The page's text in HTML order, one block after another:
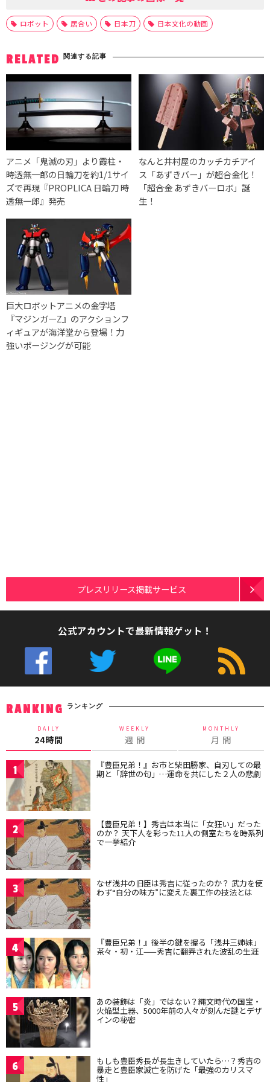
ロボット 居合い 日本刀 日本文化の動画
RELATED 関連する記事
アニメ「鬼滅の刃」より霞柱・
時透無一郎の日輪刀を約1/1サイ
ズで再現『PROPLICA 日輪刀 時
透無一郎』発売
なんと井村屋のカッチカチアイ
ス「あずきバー」が超合金化！
「超合金 あずきバーロボ」誕
生！
巨大ロボットアニメの金字塔
『マジンガーZ』のアクションフ
ィギュアが海洋堂から登場！力
強いポージングが可能
プレスリリース掲載サービス
公式アカウントで最新情報ゲット！
RANKING ランキング
DAILY
24時間
WEEKLY
週 間
MONTHLY
月 間
1 『豊臣兄弟！』お市と柴田勝家、自刃しての最
期と「辞世の句」…運命を共にした２人の悲劇
2 【豊臣兄弟！】秀吉は本当に「女狂い」だった
のか？ 天下人を彩った11人の側室たちを時系列
で一挙紹介
3 なぜ浅井の旧臣は秀吉に従ったのか？ 武力を使
わず“自分の味方”に変えた裏工作の技法とは
4 『豊臣兄弟！』後半の鍵を握る「浅井三姉妹」
茶々・初・江——秀吉に翻弄された波乱の生涯
5 あの装飾は「炎」ではない？縄文時代の国宝・
火焔型土器、5000年前の人々が刻んだ謎とデザ
インの秘密
6 もしも豊臣秀長が長生きしていたら…？秀吉の
暴走と豊臣家滅亡を防げた「最強のカリスマ
性」